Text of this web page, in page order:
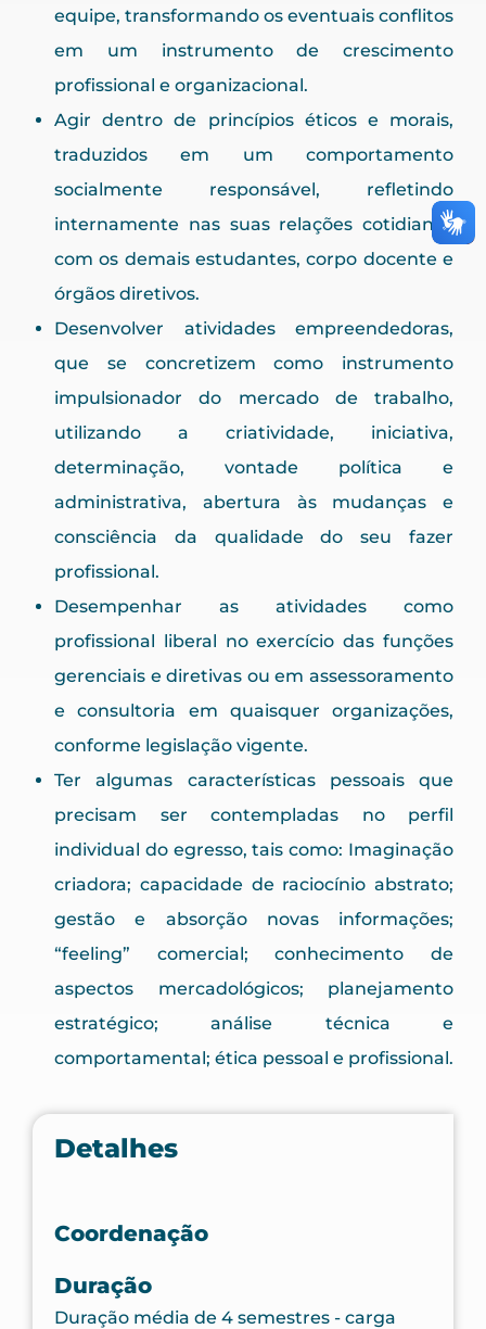
equipe, transformando os eventuais conflitos
em um instrumento de crescimento
profissional e organizacional.
Agir dentro de princípios éticos e morais,
traduzidos em um comportamento
socialmente responsável, refletindo
internamente nas suas relações cotidianas
com os demais estudantes, corpo docente e
órgãos diretivos.
Desenvolver atividades empreendedoras,
que se concretizem como instrumento
impulsionador do mercado de trabalho,
utilizando a criatividade, iniciativa,
determinação, vontade política e
administrativa, abertura às mudanças e
consciência da qualidade do seu fazer
profissional.
Desempenhar as atividades como
profissional liberal no exercício das funções
gerenciais e diretivas ou em assessoramento
e consultoria em quaisquer organizações,
conforme legislação vigente.
Ter algumas características pessoais que
precisam ser contempladas no perfil
individual do egresso, tais como: Imaginação
criadora; capacidade de raciocínio abstrato;
gestão e absorção novas informações;
“feeling” comercial; conhecimento de
aspectos mercadológicos; planejamento
estratégico; análise técnica e
comportamental; ética pessoal e profissional.
Detalhes
Coordenação
Duração
Duração média de 4 semestres - carga